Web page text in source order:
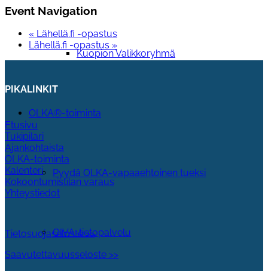
Kuopion Valikkoryhmä
OLKA®-toiminta
Pyydä OLKA-vapaaehtoinen tueksi
OIVA-tietopalvelu
Event Navigation
« Lähellä.fi -opastus
Lähellä.fi -opastus »
PIKALINKIT
Etusivu
Tukipilari
Ajankohtaista
OLKA-toiminta
Kalenteri
Kokoontumistilan varaus
Yhteystiedot
Tietosuojaseloste >>
Saavutettavuusseloste >>